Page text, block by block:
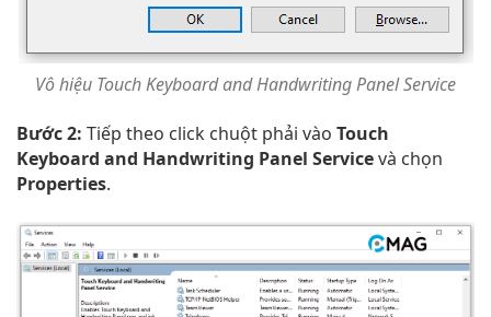
Vô hiệu Touch Keyboard and Handwriting Panel Service
Bước 2: Tiếp theo click chuột phải vào Touch
Keyboard and Handwriting Panel Servicevà chọn
Properties.